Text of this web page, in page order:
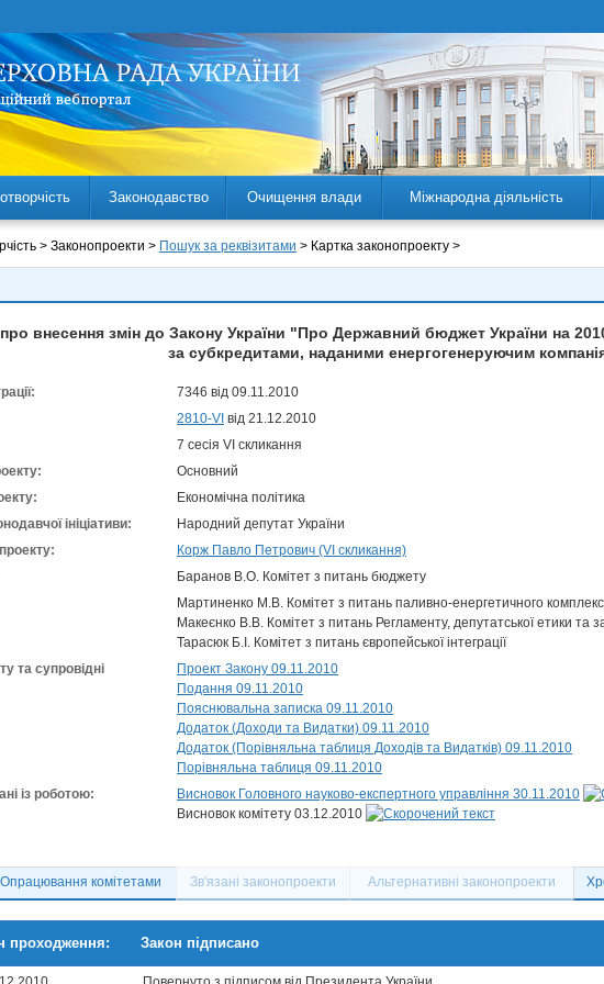
Законодавство Очищення влади Міжнародна діяльність
> Законопроекти > Пошук за реквізитами > Картка законопроекту >
внесення змін до Закону України "Про Державний бюджет України на
за субкредитами, наданими енергогенеруючим
7346 від 09.11.2010
2810-VI від 21.12.2010
7 сесія VI скликання
Основний
Економічна політика
ініціативи:
Народний депутат України
Корж Павло Петрович (VI скликання)
Баранов В.О. Комітет з питань бюджету
Мартиненко М.В. Комітет з питань паливно-енергетичного
Макеєнко В.В. Комітет з питань Регламенту, депутатської етики та
Тарасюк Б.І. Комітет з питань європейської інтеграції
та супровідні
Проект Закону 09.11.2010
Подання 09.11.2010
Пояснювальна записка 09.11.2010
Додаток (Доходи та Видатки) 09.11.2010
Додаток (Порівняльна таблиця Доходів та Видатків) 09.11.2010
Порівняльна таблиця 09.11.2010
із роботою:
Висновок Головного науково-експертного управління 30.11.2010
Висновок комітету 03.12.2010
Опрацювання комітетами Зв'язані законопроекти Альтернативні законопроекти
проходження: Закон підписано